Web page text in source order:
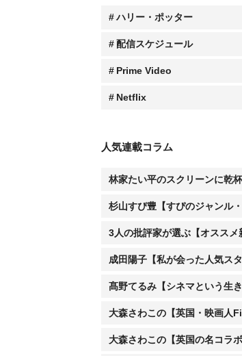
ハリー・ポッター
配信スケジュール
Prime Video
Netflix
人気連載コラム
林家たい平のスクリーンに乾杯
杉山すぴ豊【すぴのジャンル・
3人の批評家が選ぶ【オススメ
成田陽子【私が会った人気ス
髙野てるみ【シネマという生き
大森さわこの【英国・映画人
大森さわこの【英国の名コラボ